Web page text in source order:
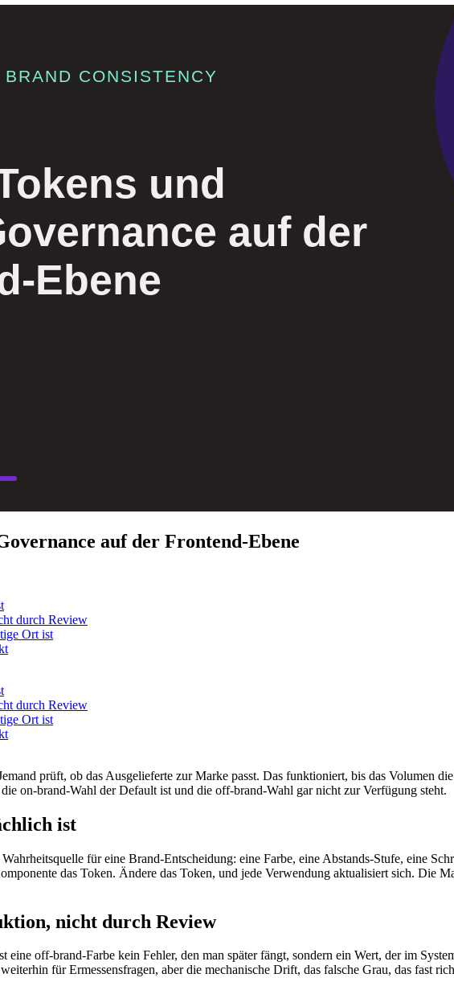
auf der Frontend-Ebene
durch Review
Ort ist
durch Review
Ort ist
prüft, ob das Ausgelieferte zur Marke passt. Das funktioniert, bis das Volumen
on-brand-Wahl der Default ist und die off-brand-Wahl gar nicht zur Verfügung steht.
ist
für eine Brand-Entscheidung: eine Farbe, eine Abstands-Stufe, eine
das Token. Ändere das Token, und jede Verwendung aktualisiert sich. Die
nicht durch Review
eine off-brand-Farbe kein Fehler, den man später fängt, sondern ein Wert, der im
für Ermessensfragen, aber die mechanische Drift, das falsche Grau, das fast